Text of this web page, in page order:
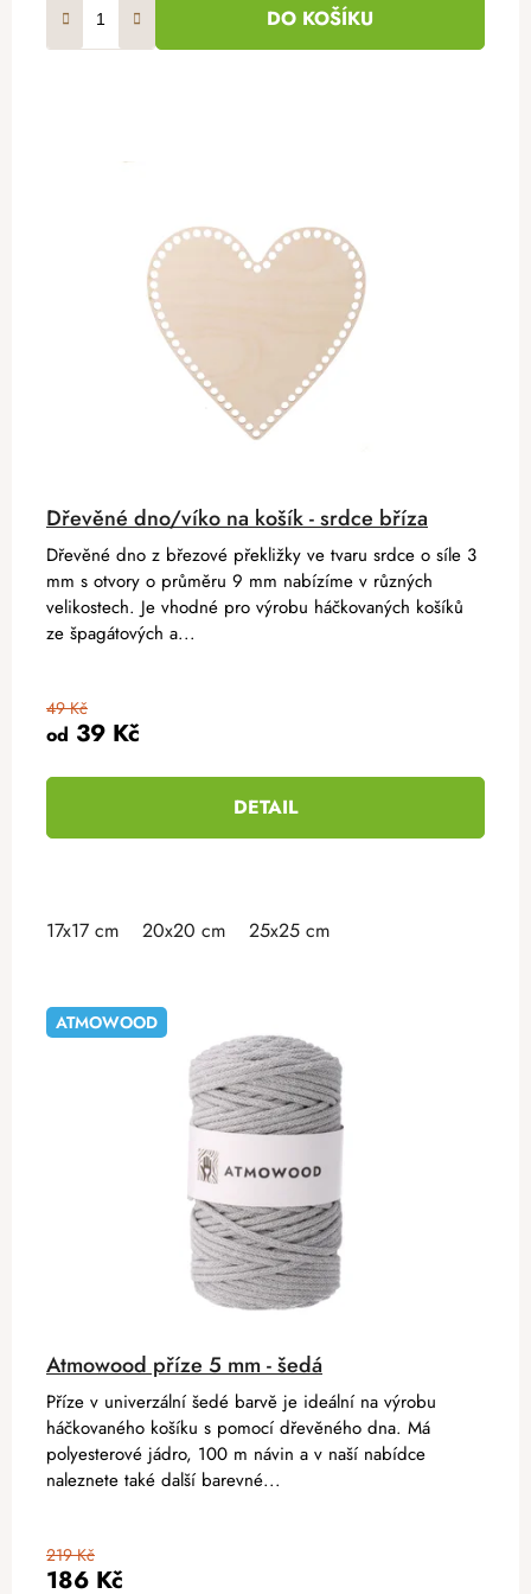
DO KOŠÍKU
Dřevěné dno/víko na košík - srdce bříza
od 39 Kč
49 Kč
DETAIL
Dřevěné dno z březové překližky ve tvaru srdce o síle 3
mm s otvory o průměru 9 mm nabízíme v různých
velikostech. Je vhodné pro výrobu háčkovaných košíků
ze špagátových a...
17x17 cm 20x20 cm 25x25 cm
ATMOWOOD
Atmowood příze 5 mm - šedá
186 Kč
219 Kč
Příze v univerzální šedé barvě je ideální na výrobu
háčkovaného košíku s pomocí dřevěného dna. Má
polyesterové jádro, 100 m návin a v naší nabídce
naleznete také další barevné...